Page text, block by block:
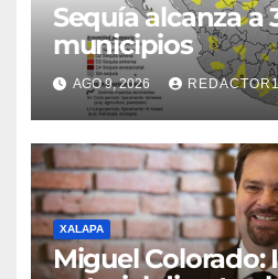
Sequía alcanza a
municipios
AGO 9, 2026 REDACTOR1
XALAPA
Miguel Colorado: